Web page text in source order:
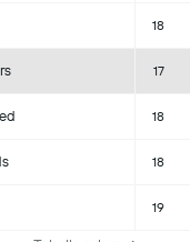
18
17
18
18
19